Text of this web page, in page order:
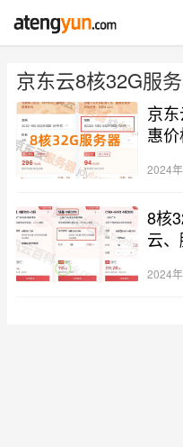
京东云8核32G服
京
惠
2024
8核
云
2024